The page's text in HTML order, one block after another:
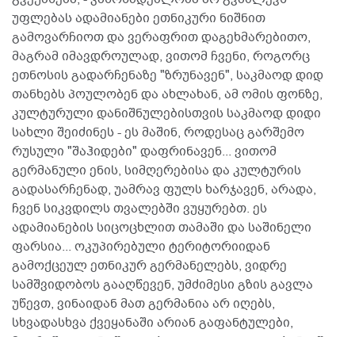
უფლებას ადამიანები ეთნიკური ნიშნით
გამოვარჩიოთ და ვერაფრით დაგეხმარებითო,
მაგრამ იმავდროულად, ვითომ ჩვენი, როგორც
ეთნოსის გადარჩენაზე "ზრუნავენ", საკმაოდ დიდ
თანხებს პოულობენ და ახლახან, ამ ომის ფონზე,
კულტურული დანიშნულებისთვის საკმაოდ დიდი
სახლი შეიძინეს - ეს მაშინ, როდესაც გარშემო
რუსული "შაჰიდები" დაფრინავენ... ვითომ
გერმანული ენის, სიმღერებისა და კულტურის
გადასარჩენად, უამრავ ფულს ხარჯავენ, არადა,
ჩვენ სიკვდილს თვალებში ვუყურებთ. ეს
ადამიანების სიცოცხლით თამაში და საშინელი
ფარსია... ოკუპირებული ტერიტორიიდან
გამოქცეულ ეთნიკურ გერმანელებს, ვიდრე
სამშვიდობოს გააღწევენ, უმძიმესი გზის გავლა
უწევთ, ვინაიდან მათ გერმანია არ იღებს,
სხვადასხვა ქვეყანაში არიან გაფანტულები,